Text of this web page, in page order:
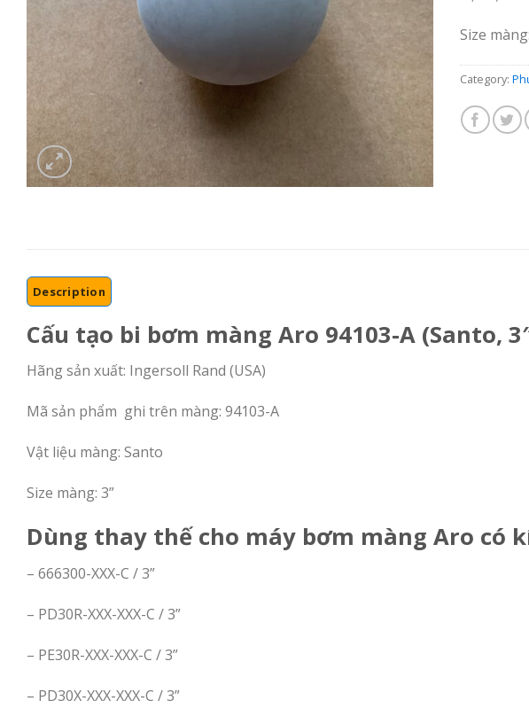
Size
Category:
Description
Cấu tạo bi bơm màng Aro 94103-A (Santo,
Hãng sản xuất: Ingersoll Rand (USA)
Mã sản phẩm ghi trên màng: 94103-A
Vật liệu màng: Santo
Size màng: 3”
Dùng thay thế cho máy bơm màng Aro có
– 666300-XXX-C / 3”
– PD30R-XXX-XXX-C / 3”
– PE30R-XXX-XXX-C / 3”
– PD30X-XXX-XXX-C / 3”